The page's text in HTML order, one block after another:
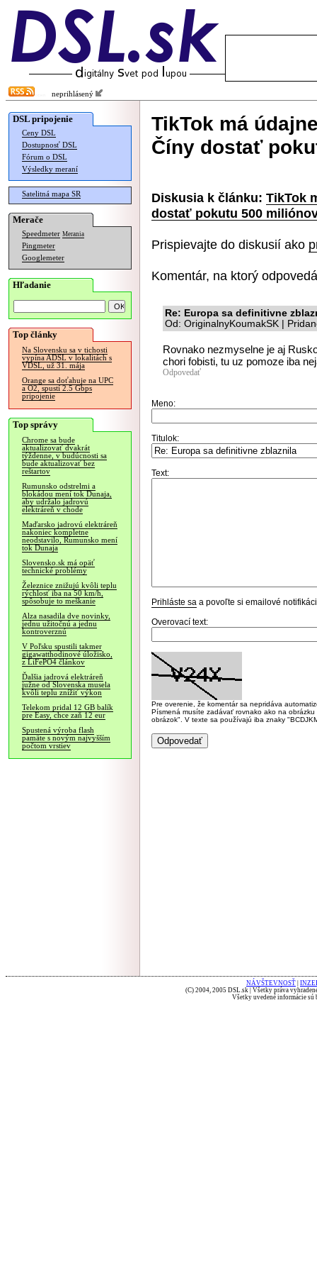
neprihlásený
DSL pripojenie
Ceny DSL
Dostupnosť DSL
Fórum o DSL
Výsledky meraní
Satelitná mapa SR
Merače
Speedmeter Merania
Pingmeter
Googlemeter
Hľadanie
Top články
Na Slovensku sa v tichosti
vypína ADSL v lokalitách s
VDSL, už 31. mája
Orange sa doťahuje na UPC
a O2, spustí 2.5 Gbps
pripojenie
Top správy
Chrome sa bude
aktualizovať dvakrát
týždenne, v budúcnosti sa
bude aktualizovať bez
reštartov
Rumunsko odstrelmi a
blokádou mení tok Dunaja,
aby udržalo jadrovú
elektráreň v chode
Maďarsko jadrovú elektráreň
nakoniec kompletne
neodstavilo, Rumunsko mení
tok Dunaja
Slovensko.sk má opäť
technické problémy
Železnice znižujú kvôli teplu
rýchlosť iba na 50 km/h,
spôsobuje to meškanie
Alza nasadila dve novinky,
jednu užitočnú a jednu
kontroverznú
V Poľsku spustili takmer
gigawatthodinové úložisko,
z LiFePO4 článkov
Ďalšia jadrová elektráreň
južne od Slovenska musela
kvôli teplu znížiť výkon
Telekom pridal 12 GB balík
pre Easy, chce zaň 12 eur
Spustená výroba flash
pamäte s novým najvyšším
počtom vrstiev
TikTok má
Číny dostať
Diskusia k článku: TikTok
dostať pokutu 500
Prispievajte do diskusií ako
Komentár, na ktorý
Re: Europa sa definitivne
Od: OriginalnyKoumakSK |
Rovnako nezmyselne je aj
chori fobisti, tu uz pomoze iba
Odpovedať
Meno:
Titulok:
Text:
Prihláste sa a povoľte si emailové
Overovací text:
Pre overenie, že komentár sa nepridáva
Písmená musíte zadávať rovnako ako na
obrázok". V texte sa používajú iba znaky
NÁVŠTEVNOSŤ
(C) 2004, 2005 DSL.sk | Všetky práva
Všetky uvedené informácie sú